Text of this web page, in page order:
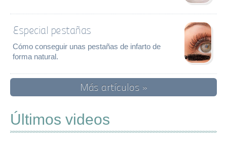
Especial pestañas
Cómo conseguir unas pestañas de infarto de
forma natural.
Más artículos »
Últimos videos